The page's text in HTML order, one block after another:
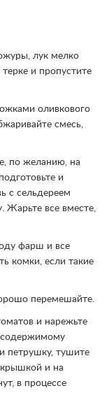
лук мелко
и пропустите
оливкового
смесь,
по желанию, на
и
с сельдереем
Жарьте все вместе,
фарш и все
комки, если такие
перемешайте.
и нарежьте
содержимому
петрушку, тушите
и на
в процессе